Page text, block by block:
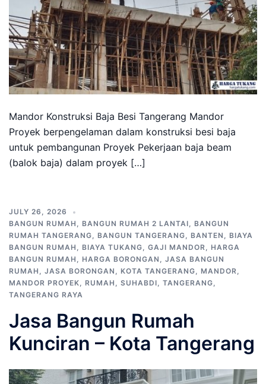
Mandor Konstruksi Baja Besi Tangerang Mandor
Proyek berpengelaman dalam konstruksi besi baja
untuk pembangunan Proyek Pekerjaan baja beam
(balok baja) dalam proyek […]
JULY 26, 2026
BANGUN RUMAH , BANGUN RUMAH 2 LANTAI, BANGUN
RUMAH TANGERANG, BANGUN TANGERANG, BANTEN , BIAYA
BANGUN RUMAH , BIAYA TUKANG, GAJI MANDOR, HARGA
BANGUN RUMAH , HARGA BORONGAN , JASA BANGUN
RUMAH , JASA BORONGAN , KOTA TANGERANG, MANDOR,
MANDOR PROYEK, RUMAH , SUHABDI, TANGERANG,
TANGERANG RAYA
Jasa Bangun Rumah
Kunciran – Kota Tangerang